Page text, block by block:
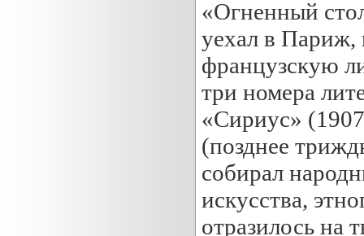
«Огненный
уехал в Париж,
французскую
три номера
«Сириус»
(позднее
собирал
искусства,
отразилось на